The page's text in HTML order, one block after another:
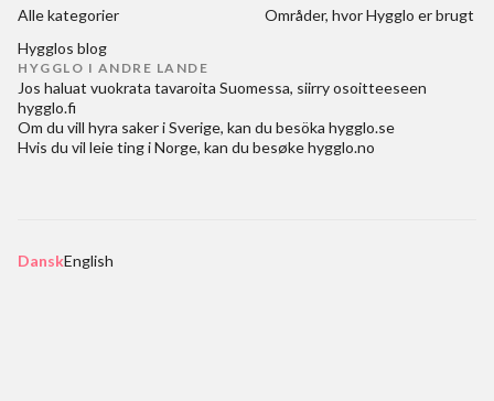
Alle kategorier
Områder, hvor Hygglo er brugt
Hygglos blog
HYGGLO I ANDRE LANDE
Jos haluat vuokrata tavaroita Suomessa, siirry osoitteeseen
hygglo.fi
Om du vill hyra saker i Sverige, kan du besöka hygglo.se
Hvis du vil leie ting i Norge, kan du besøkehygglo.no
DanskEnglish